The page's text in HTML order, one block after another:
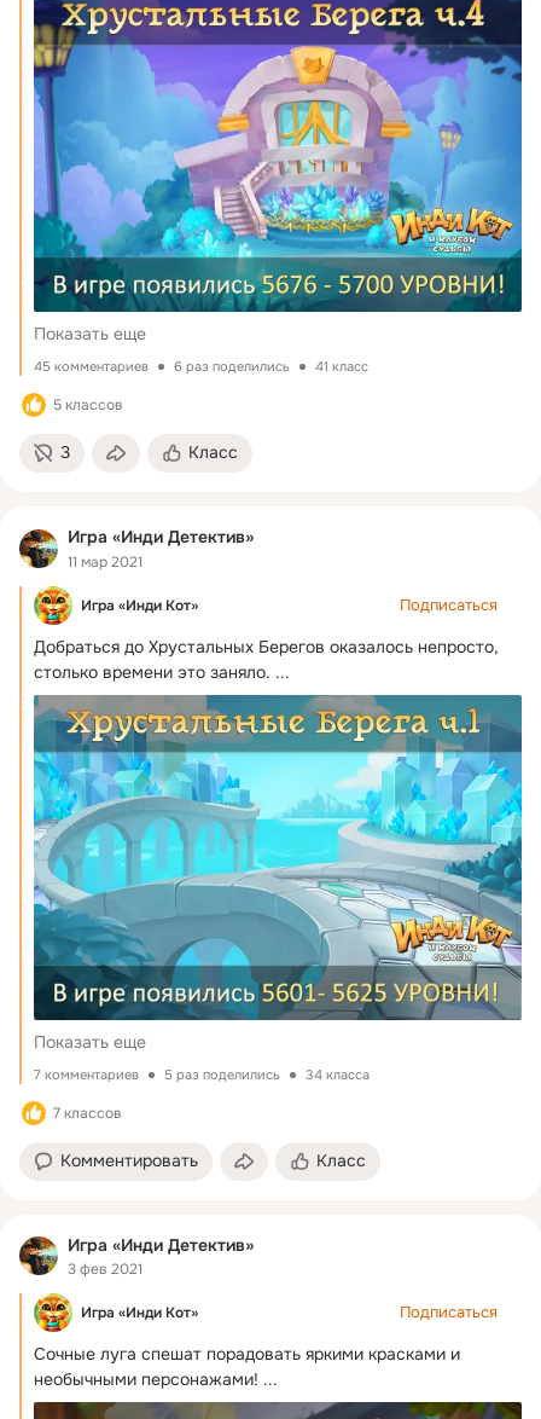
Показать еще
45 комментариев 6 раз поделились 41 класс
5 классов
3 Класс
Игра «Инди Детектив»
11 мар 2021
Игра «Инди Кот» Подписаться
Добраться до Хрустальных Берегов оказалось непросто,
столько времени это заняло. ...
Показать еще
7 комментариев 5 раз поделились 34 класса
7 классов
Комментировать Класс
Игра «Инди Детектив»
3 фев 2021
Игра «Инди Кот» Подписаться
Сочные луга спешат порадовать яркими красками и
необычными персонажами! ...